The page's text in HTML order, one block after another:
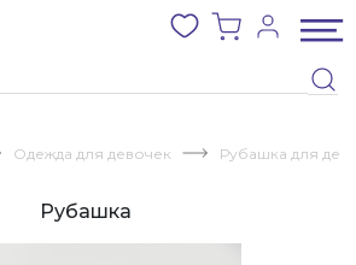
Одежда для девочек Рубашка для
Рубашка